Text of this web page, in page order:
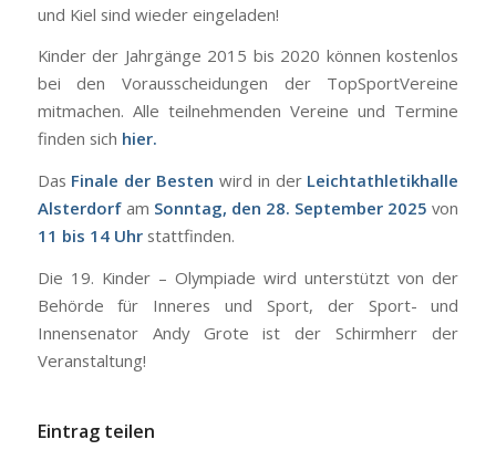
und Kiel sind wieder eingeladen!
Kinder der Jahrgänge 2015 bis 2020 können kostenlos
bei den Vorausscheidungen der TopSportVereine
mitmachen. Alle teilnehmenden Vereine und Termine
finden sich hier.
Das Finale der Besten wird in der Leichtathletikhalle
Alsterdorfam Sonntag, den 28. September 2025 von
11 bis 14 Uhrstattfinden.
Die 19. Kinder – Olympiade wird unterstützt von der
Behörde für Inneres und Sport, der Sport- und
Innensenator Andy Grote ist der Schirmherr der
Veranstaltung!
Eintrag teilen